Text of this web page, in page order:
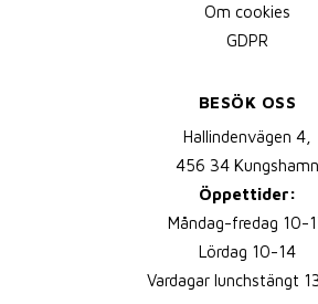
Om cookies
GDPR
BESÖK OSS
Hallindenvägen 4,
456 34 Kungshamn
Öppettider:
Måndag-fredag 10-
Lördag 10-14
Vardagar lunchstängt